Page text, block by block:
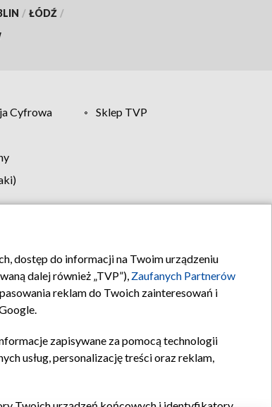
/ ŁÓDŹ /
Cyfrowa
Sklep TVP
Kontakt
dostęp do informacji na Twoim urządzeniu
dalej również „TVP”), Zaufanych Partnerów
reklam do Twoich zainteresowań i
zapisywane za pomocą technologii
usług, personalizację treści oraz reklam,